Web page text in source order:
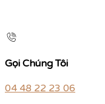
Gọi Chúng Tôi
04 48 22 23 06